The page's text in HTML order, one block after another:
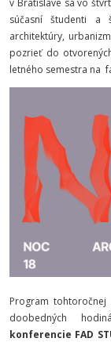
v Bratislave sa vo
súčasní študenti a
architektúry,
pozrieť do
letného semestra na
Program tohtoročnej
doobedných
konferencie FAD